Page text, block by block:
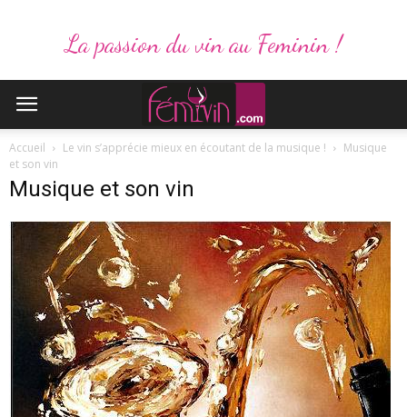
La passion du vin au Feminin !
Accueil Le vin s’apprécie mieux en écoutant de la musique !
Musique
et son vin
Musique et son vin